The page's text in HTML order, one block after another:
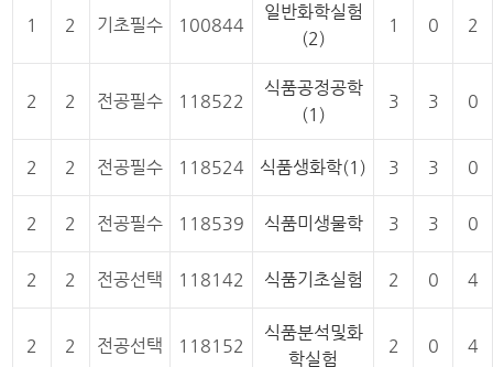
1 2 기초필수 100844
일반화학실험
(2)
1 0 2
2 2 전공필수 118522
식품공정공학
(1)
3 3 0
2 2 전공필수 118524 식품생화학(1) 3 3 0
2 2 전공필수 118539 식품미생물학 3 3 0
2 2 전공선택 118142 식품기초실험 2 0 4
2 2 전공선택 118152
식품분석및화
학실험
2 0 4